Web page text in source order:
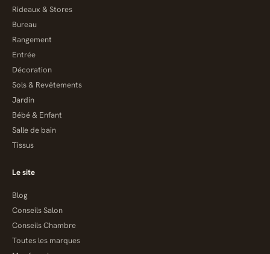
Rideaux & Stores
Bureau
Rangement
Entrée
Décoration
Sols & Revêtements
Jardin
Bébé & Enfant
Salle de bain
Tissus
Le site
Blog
Conseils Salon
Conseils Chambre
Toutes les marques